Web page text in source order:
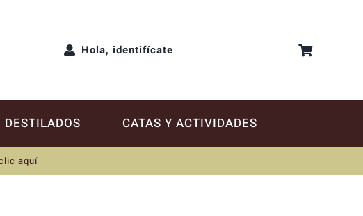
Hola, identifícate
DESTILADOS CATAS Y ACTIVIDADES
aquí